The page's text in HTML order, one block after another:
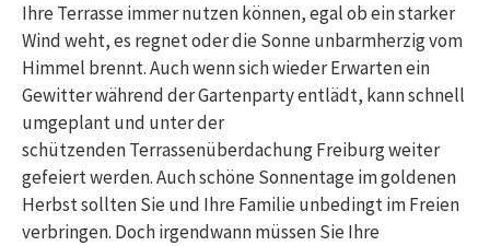
Ihre Terrasse immer nutzen können, egal ob ein starker
Wind weht, es regnet oder die Sonne unbarmherzig vom
Himmel brennt. Auch wenn sich wieder Erwarten ein
Gewitter während der Gartenparty entlädt, kann schnell
umgeplant und unter der
schützenden Terrassenüberdachung Freiburg weiter
gefeiert werden. Auch schöne Sonnentage im goldenen
Herbst sollten Sie und Ihre Familie unbedingt im Freien
verbringen. Doch irgendwann müssen Sie Ihre